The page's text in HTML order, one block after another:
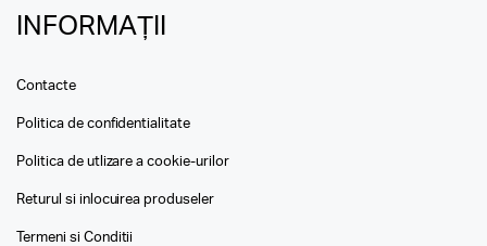
INFORMAȚII
Contacte
Politica de confidentialitate
Politica de utlizare a cookie-urilor
Returul si inlocuirea produseler
Termeni si Conditii